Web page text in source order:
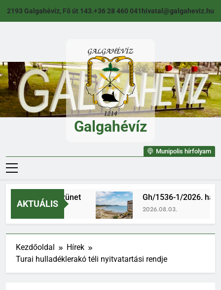
2193 Galgahévíz, Fő út 143.+36 28 460 041 hivatal@galgaheviz.hu
Galgahévíz
Munipolis hírfolyam
AKTUÁLIS
Igazgatási szünet
2026.08.05.
Gh/1536-1/2026.
2026.08.03.
Kezdőoldal
Hírek
Turai hulladéklerakó téli nyitvatartási rendje